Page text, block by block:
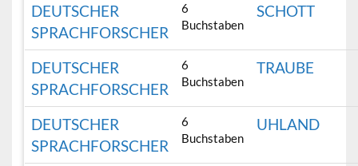
DEUTSCHER
SPRACHFORSCHER
6
Buchstaben
SCHOTT
DEUTSCHER
SPRACHFORSCHER
6
Buchstaben
TRAUBE
DEUTSCHER
SPRACHFORSCHER
6
Buchstaben
UHLAND